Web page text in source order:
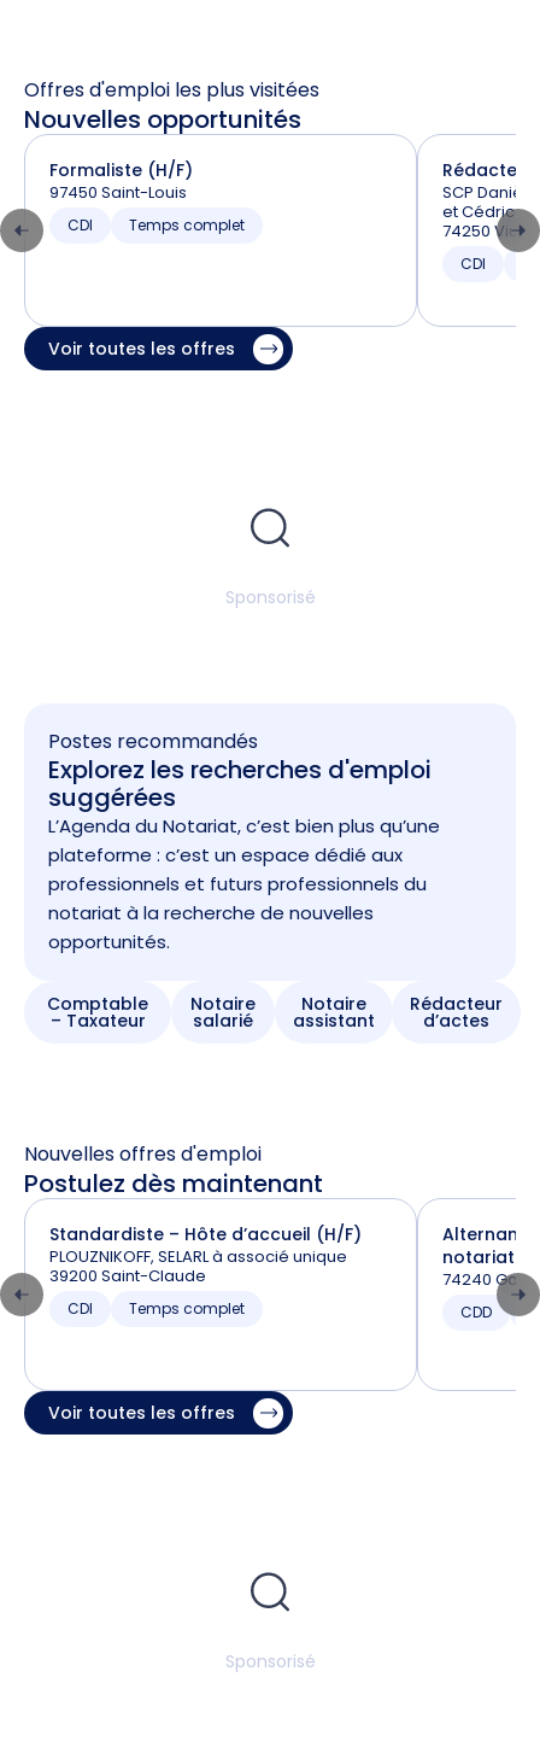
Offres d'emploi les plus visitées
Nouvelles opportunités
Formaliste (H/F)
97450 Saint-Louis
CDI Temps complet
Rédacteur
SCP Danièle
et Cédric
74250
CDI
Voir toutes les offres
Sponsorisé
Postes recommandés
Explorez les recherches d'emploi
suggérées
L’Agenda du Notariat, c’est bien plus qu’une
plateforme : c’est un espace dédié aux
professionnels et futurs professionnels du
notariat à la recherche de nouvelles
opportunités.
Comptable
– Taxateur
Notaire
salarié
Notaire
assistant
Rédacteur
d’actes
Nouvelles offres d'emploi
Postulez dès maintenant
Standardiste – Hôte d’accueil (H/F)
PLOUZNIKOFF, SELARL à associé unique
39200 Saint-Claude
CDI Temps complet
notariat
74240
CDD
Voir toutes les offres
Sponsorisé